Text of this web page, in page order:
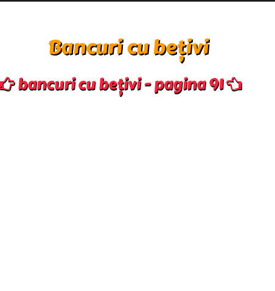
Bancuri cu bețivi
bancuri cu bețivi - pagina 91